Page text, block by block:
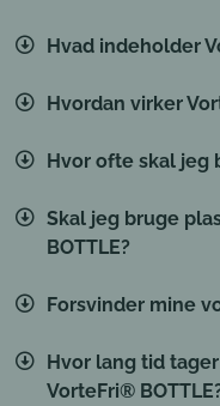
Hvad indeholder
Hvordan virker
Hvor ofte skal jeg
Skal jeg bruge
BOTTLE?
Forsvinder mine
Hvor lang tid
VorteFri®